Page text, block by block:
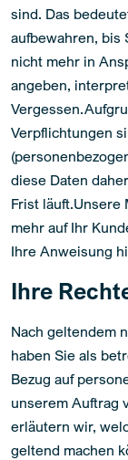
sind. Das
aufbewahren, bis
nicht mehr in
angeben,
Verpflichtungen
diese Daten
Frist läuft.Unsere
mehr auf Ihr
Ihre Anweisung
Ihre
Nach geltendem
haben Sie als
Bezug auf
unserem Auftrag
erläutern wir,
geltend machen